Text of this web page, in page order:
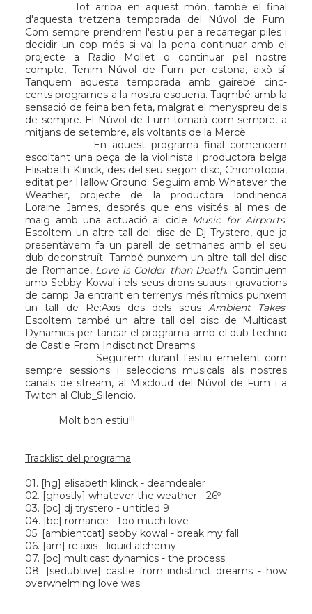
Tot arriba en aquest món, també el final
d'aquesta tretzena temporada del Núvol de Fum.
Com sempre prendrem l'estiu per a recarregar piles i
decidir un cop més si val la pena continuar amb el
projecte a Radio Mollet o continuar pel nostre
compte, Tenim Núvol de Fum per estona, això sí.
Tanquem aquesta temporada amb gairebé cinc-
cents programes a la nostra esquena. Taqmbé amb la
sensació de feina ben feta, malgrat el menyspreu dels
de sempre. El Núvol de Fum tornarà com sempre, a
mitjans de setembre, als voltants de la Mercè.
En aquest programa final comencem
escoltant una peça de la violinista i productora belga
Elisabeth Klinck, des del seu segon disc, Chronotopia,
editat per Hallow Ground. Seguim amb Whatever the
Weather, projecte de la productora londinenca
Loraine James, després que ens visités al mes de
maig amb una actuació al cicle Music for Airports.
Escoltem un altre tall del disc de Dj Trystero, que ja
presentàvem fa un parell de setmanes amb el seu
dub deconstruït. També punxem un altre tall del disc
de Romance, Love is Colder than Death. Continuem
ambSebby Kowal i els seus drons suaus i gravacions
de camp. Ja entrant en terrenys més rítmics punxem
un tall de
Re:Axisdes dels seus Ambient Takes.
Escoltem també un altre tall del disc de
Multicast
Dynamics per tancar el programa amb el dub techno
de Castle From Indisctinct Dreams.
Seguirem durant l'estiu emetent com
sempre sessions i seleccions musicals als nostres
canals de stream, al Mixcloud del Núvol de Fum i a
Twitch al Club_Silencio.
Molt bon estiu!!!
Tracklist del programa
01. [hg] elisabeth klinck - deamdealer
02. [ghostly] whatever the weather - 26º
03. [bc] dj trystero - untitled 9
04. [bc] romance - too much love
05. [ambientcat] sebby kowal - break my fall
06. [am] re:axis - liquid alchemy
07. [bc] multicast dynamics - the process
08. [sedubtive] castle from indistinct dreams - how
overwhelming love was